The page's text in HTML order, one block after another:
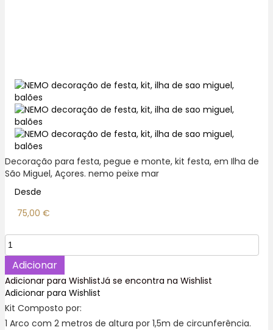
Decoração para festa, pegue e monte, kit festa, em Ilha de
São Miguel, Açores. nemo peixe mar
Desde
75,00 €
Quantidade
de
Nemo
Kit
Festa
decoração,
aniversário.
Adicionar
Adicionar para WishlistJá se encontra na Wishlist
Adicionar para Wishlist
Kit Composto por:
1 Arco com 2 metros de altura por 1,5m de circunferência.